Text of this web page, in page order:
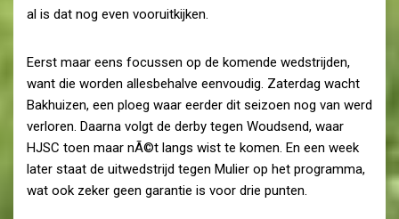
al is dat nog even vooruitkijken.
Eerst maar eens focussen op de komende wedstrijden,
want die worden allesbehalve eenvoudig. Zaterdag wacht
Bakhuizen, een ploeg waar eerder dit seizoen nog van werd
verloren. Daarna volgt de derby tegen Woudsend, waar
HJSC toen maar nÃ©t langs wist te komen. En een week
later staat de uitwedstrijd tegen Mulier op het programma,
wat ook zeker geen garantie is voor drie punten.